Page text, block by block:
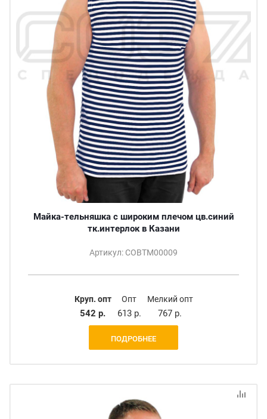
Майка-тельняшка с широким плечом цв.синий
тк.интерлок в Казани
Артикул: СОВТМ00009
Круп. опт
542 р.
Опт
613 р.
Мелкий опт
767 р.
ПОДРОБНЕЕ